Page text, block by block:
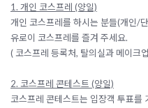
1. 개인 코스프레 (양일)
개인 코스프레를 하시는 분들(개인/
유로이 코스프레를 즐겨 주세요.
( 코스프레 등록처, 탈의실과 메이크
2. 코스프레 콘테스트 (양일)
코스프레 콘테스트는 입장객 투표를